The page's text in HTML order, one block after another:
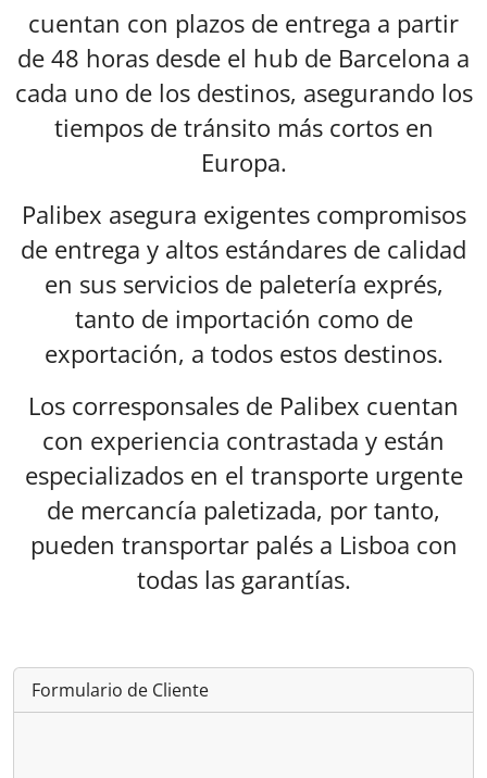
cuentan con plazos de entrega a partir
de 48 horas desde el hub de Barcelona a
cada uno de los destinos, asegurando los
tiempos de tránsito más cortos en
Europa.
Palibex asegura exigentes compromisos
de entrega y altos estándares de calidad
en sus servicios de paletería exprés,
tanto de importación como de
exportación, a todos estos destinos.
Los corresponsales de Palibex cuentan
con experiencia contrastada y están
especializados en el transporte urgente
de mercancía paletizada, por tanto,
pueden transportar palés a Lisboa con
todas las garantías.
Formulario de Cliente